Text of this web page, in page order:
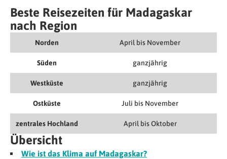
Beste Reisezeiten für Madagaskar
nach Region
Norden April bis November
Süden ganzjährig
Westküste ganzjährig
Ostküste Juli bis November
zentrales Hochland April bis Oktober
Übersicht
Wie ist das Klima auf Madagaskar?